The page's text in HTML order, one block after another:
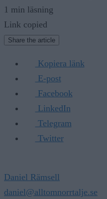
1 min läsning
Link copied
Share the article
Kopiera länk
E-post
Facebook
LinkedIn
Telegram
Twitter
Daniel Rämsell
daniel@alltomnorrtalje.se